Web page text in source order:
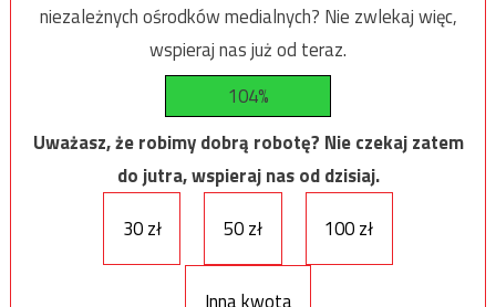
niezależnych ośrodków medialnych? Nie zwlekaj więc,
wspieraj nas już od teraz.
104%
Uważasz, że robimy dobrą robotę? Nie czekaj zatem
do jutra, wspieraj nas od dzisiaj.
30 zł
50 zł 100 zł
Inna kwota